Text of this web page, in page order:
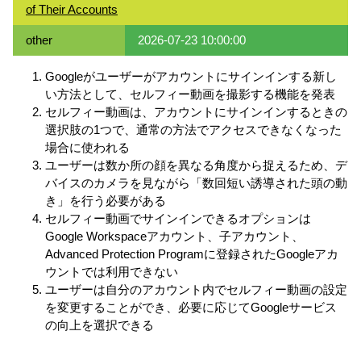
of Their Accounts
other 2026-07-23 10:00:00
Googleがユーザーがアカウントにサインインする新し
い方法として、セルフィー動画を撮影する機能を発表
セルフィー動画は、アカウントにサインインするときの
選択肢の1つで、通常の方法でアクセスできなくなった
場合に使われる
ユーザーは数か所の顔を異なる角度から捉えるため、デ
バイスのカメラを見ながら「数回短い誘導された頭の動
き」を行う必要がある
セルフィー動画でサインインできるオプションは
Google Workspaceアカウント、子アカウント、
Advanced Protection Programに登録されたGoogleアカ
ウントでは利用できない
ユーザーは自分のアカウント内でセルフィー動画の設定
を変更することができ、必要に応じてGoogleサービス
の向上を選択できる